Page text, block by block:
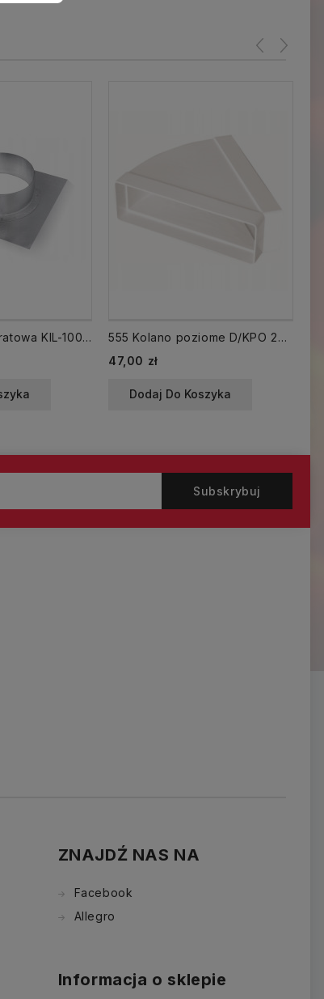
Podstawa kwadratowa KIL-100 z króćcem okrągłym ocynkowana
555 Kolano poziome D/KPO 204x60 kąt 45
Cena
47,00 zł
Dodaj Do Koszyka
ZNAJDŹ NAS NA
Facebook
Allegro
Informacja o sklepie